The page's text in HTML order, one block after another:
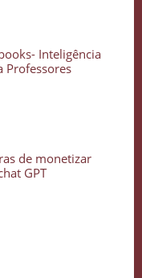
Inteligência
Professores
de monetizar
GPT